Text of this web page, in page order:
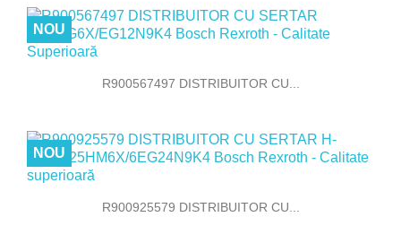
R900567497 DISTRIBUITOR CU...
NOU
R900925579 DISTRIBUITOR CU...
NOU